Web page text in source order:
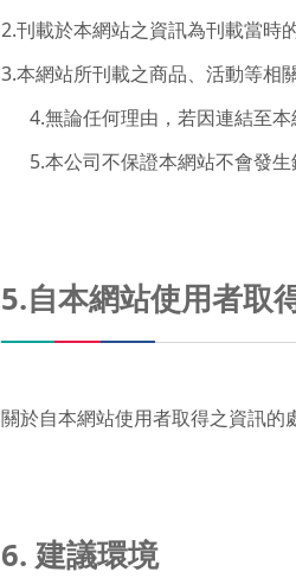
2.刊載於本網站之資訊為刊載當時
3.本網站所刊載之商品、活動等相
4.無論任何理由，若因連結至
5.本公司不保證本網站不會發
5.自本網站使用者取
關於自本網站使用者取得之資訊的
6. 建議環境